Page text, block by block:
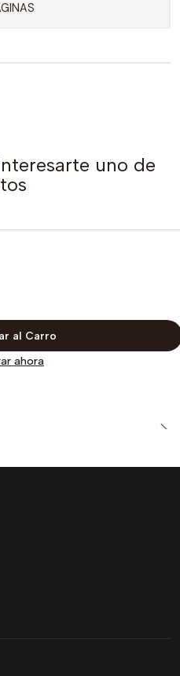
uno de
al Carro
ahora